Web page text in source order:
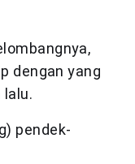
dengan yang
lalu.
pendek-